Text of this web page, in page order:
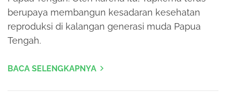
berupaya membangun kesadaran kesehatan
reproduksi di kalangan generasi muda Papua
Tengah.
BACA SELENGKAPNYA